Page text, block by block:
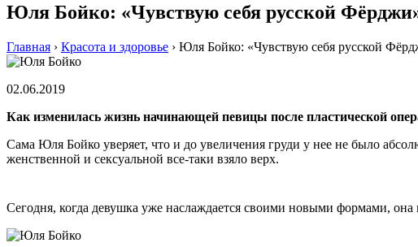
Юля Бойко: «Чувствую себя русской
Главная › Красота и здоровье › Юля Бойко: «Чувствую себя русской
02.06.2019
Как изменилась жизнь начинающей певицы после пластической
Сама Юля Бойко уверяет, что и до увеличения груди у нее не было
женственной и сексуальной все-таки взяло верх.
Сегодня, когда девушка уже наслаждается своими новыми формами,